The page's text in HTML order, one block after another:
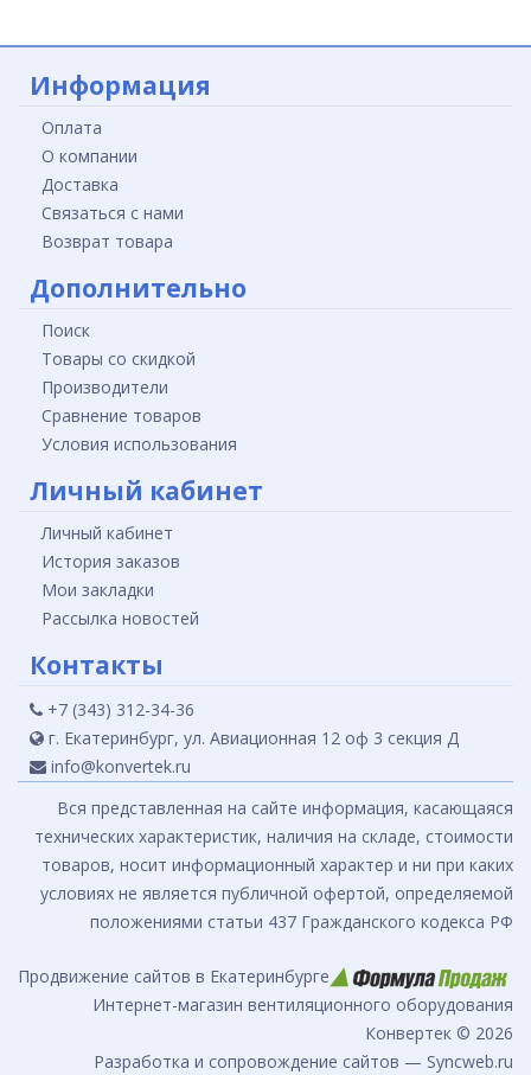
Информация
Оплата
О компании
Доставка
Связаться с нами
Возврат товара
Дополнительно
Поиск
Товары со скидкой
Производители
Сравнение товаров
Условия использования
Личный кабинет
Личный кабинет
История заказов
Мои закладки
Рассылка новостей
Контакты
+7 (343) 312-34-36
г. Екатеринбург, ул. Авиационная 12 оф 3 секция Д
info@konvertek.ru
Вся представленная на сайте информация, касающаяся
технических характеристик, наличия на складе, стоимости
товаров, носит информационный характер и ни при каких
условиях не является публичной офертой, определяемой
положениями статьи 437 Гражданского кодекса РФ
Продвижение сайтов в Екатеринбурге
Интернет-магазин вентиляционного оборудования
Конвертек © 2026
Разработка и сопровождение сайтов — Syncweb.ru